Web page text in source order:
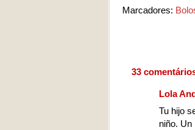
Marcadores:
33
Lola
Tu hijo
niño. Un